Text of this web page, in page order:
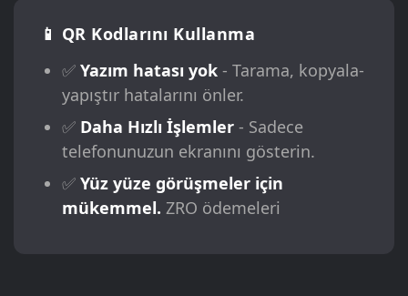
📱 QR Kodlarını Kullanma
✅ Yazım hatası yok- Tarama, kopyala-
yapıştır hatalarını önler.
✅ Daha Hızlı İşlemler- Sadece
telefonunuzun ekranını gösterin.
✅ Yüz yüze görüşmeler için
mükemmel. ZRO ödemeleri